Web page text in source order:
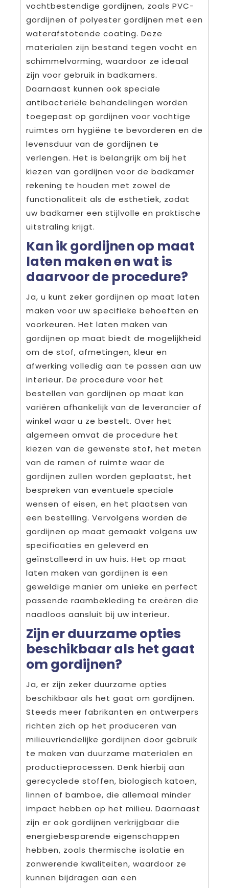
vochtbestendige gordijnen, zoals PVC-
gordijnen of polyester gordijnen met een
waterafstotende coating. Deze
materialen zijn bestand tegen vocht en
schimmelvorming, waardoor ze ideaal
zijn voor gebruik in badkamers.
Daarnaast kunnen ook speciale
antibacteriële behandelingen worden
toegepast op gordijnen voor vochtige
ruimtes om hygiëne te bevorderen en de
levensduur van de gordijnen te
verlengen. Het is belangrijk om bij het
kiezen van gordijnen voor de badkamer
rekening te houden met zowel de
functionaliteit als de esthetiek, zodat
uw badkamer een stijlvolle en praktische
uitstraling krijgt.
Kan ik gordijnen op maat
laten maken en wat is
daarvoor de procedure?
Ja, u kunt zeker gordijnen op maat laten
maken voor uw specifieke behoeften en
voorkeuren. Het laten maken van
gordijnen op maat biedt de mogelijkheid
om de stof, afmetingen, kleur en
afwerking volledig aan te passen aan uw
interieur. De procedure voor het
bestellen van gordijnen op maat kan
variëren afhankelijk van de leverancier of
winkel waar u ze bestelt. Over het
algemeen omvat de procedure het
kiezen van de gewenste stof, het meten
van de ramen of ruimte waar de
gordijnen zullen worden geplaatst, het
bespreken van eventuele speciale
wensen of eisen, en het plaatsen van
een bestelling. Vervolgens worden de
gordijnen op maat gemaakt volgens uw
specificaties en geleverd en
geïnstalleerd in uw huis. Het op maat
laten maken van gordijnen is een
geweldige manier om unieke en perfect
passende raambekleding te creëren die
naadloos aansluit bij uw interieur.
Zijn er duurzame opties
beschikbaar als het gaat
om gordijnen?
Ja, er zijn zeker duurzame opties
beschikbaar als het gaat om gordijnen.
Steeds meer fabrikanten en ontwerpers
richten zich op het produceren van
milieuvriendelijke gordijnen door gebruik
te maken van duurzame materialen en
productieprocessen. Denk hierbij aan
gerecyclede stoffen, biologisch katoen,
linnen of bamboe, die allemaal minder
impact hebben op het milieu. Daarnaast
zijn er ook gordijnen verkrijgbaar die
energiebesparende eigenschappen
hebben, zoals thermische isolatie en
zonwerende kwaliteiten, waardoor ze
kunnen bijdragen aan een